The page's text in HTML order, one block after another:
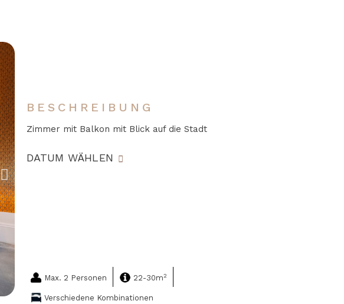
Max. 2 Personen 22-30m2
Verschiedene Kombinationen
BESCHREIBUNG
Zimmer mit Balkon mit Blick auf die Stadt
DATUM WÄHLEN